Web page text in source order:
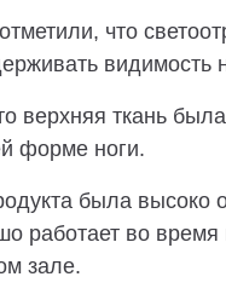
что
видимость
верхняя ткань
форме ноги.
была высоко
работает во время
зале.